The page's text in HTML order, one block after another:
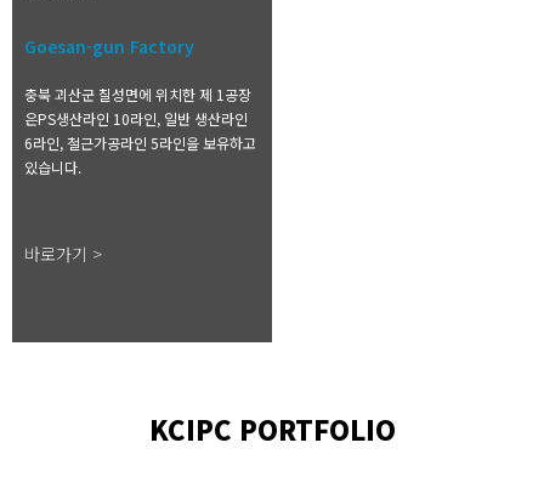
Goesan-gun Factory
충북 괴산군 칠성면에 위치한 제 1공장
은PS생산라인 10라인, 일반 생산라인
6라인, 철근가공라인 5라인을 보유하고
있습니다.
바로가기 >
KCIPC PORTFOLIO